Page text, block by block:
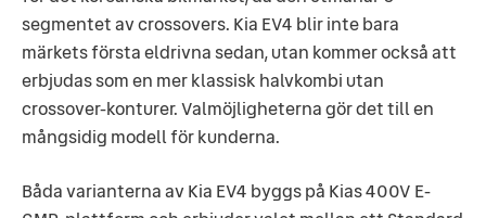
segmentet av crossovers. Kia EV4 blir inte bara
märkets första eldrivna sedan, utan kommer också att
erbjudas som en mer klassisk halvkombi utan
crossover-konturer. Valmöjligheterna gör det till en
mångsidig modell för kunderna.
Båda varianterna av Kia EV4 byggs på Kias 400V E-